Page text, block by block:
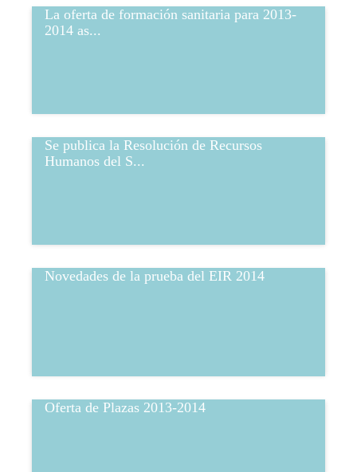
La oferta de formación sanitaria para 2013-
2014 as...
Se publica la Resolución de Recursos
Humanos del S...
Novedades de la prueba del EIR 2014
Oferta de Plazas 2013-2014